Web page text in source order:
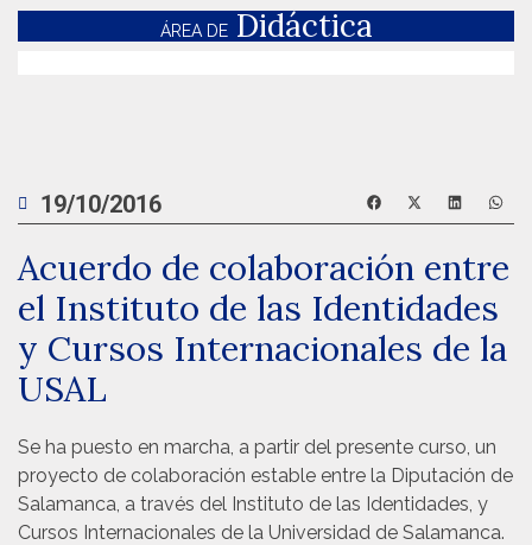
ÁREA DEDidáctica
19/10/2016
Acuerdo de colaboración entre
el Instituto de las Identidades
y Cursos Internacionales de la
USAL
Se ha puesto en marcha, a partir del presente curso, un
proyecto de colaboración estable entre la Diputación de
Salamanca, a través del Instituto de las Identidades, y
Cursos Internacionales de la Universidad de Salamanca.